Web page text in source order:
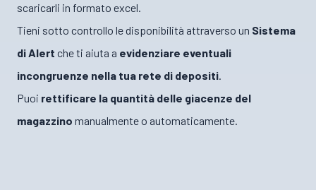
scaricarli in formato excel.
Tieni sotto controllo le disponibilità attraverso un Sistema
di Alert che ti aiuta a evidenziare eventuali
incongruenze nella tua rete di depositi.
Puoi rettificare la quantità delle giacenze del
magazzino manualmente o automaticamente.